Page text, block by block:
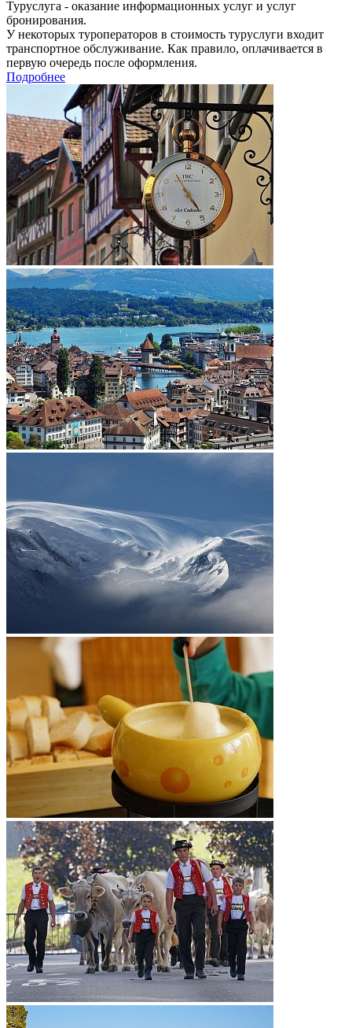
Туруслуга - оказание информационных услуг и услуг
бронирования.
У некоторых туроператоров в стоимость туруслуги входит
транспортное обслуживание. Как правило, оплачивается в
первую очередь после оформления.
Подробнее